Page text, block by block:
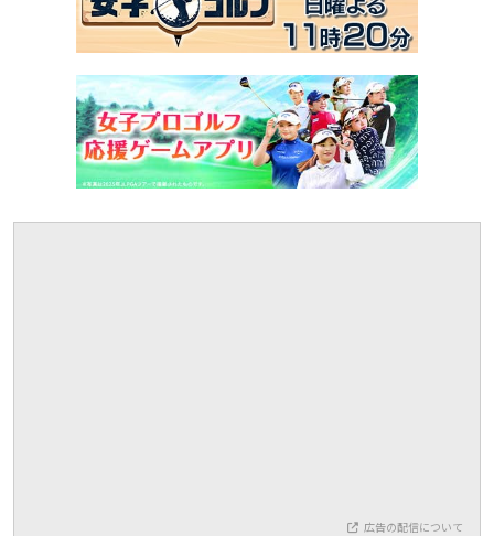
広告の配信について